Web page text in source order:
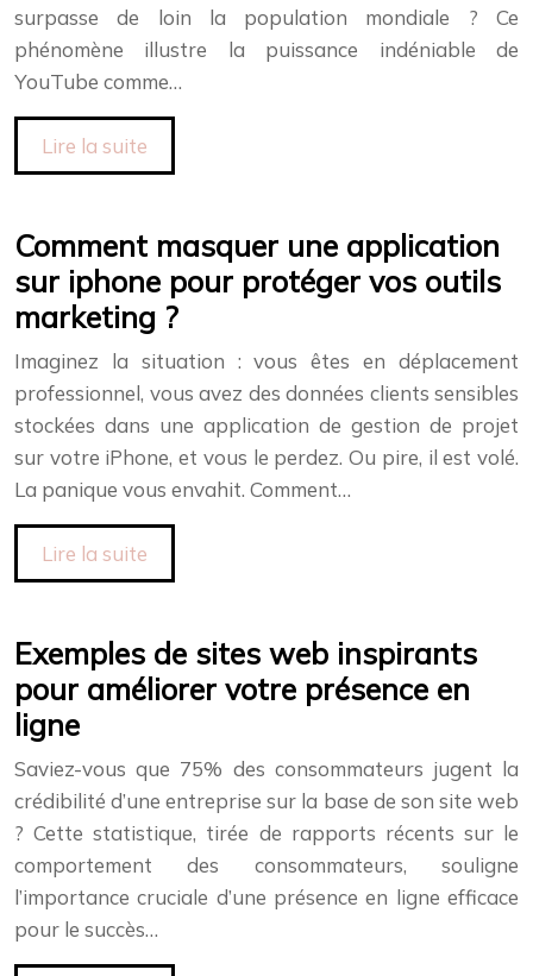
surpasse de loin la population mondiale ? Ce
phénomène illustre la puissance indéniable de
YouTube comme…
Lire la suite
Comment masquer une application
sur iphone pour protéger vos outils
marketing ?
Imaginez la situation : vous êtes en déplacement
professionnel, vous avez des données clients sensibles
stockées dans une application de gestion de projet
sur votre iPhone, et vous le perdez. Ou pire, il est volé.
La panique vous envahit. Comment…
Lire la suite
Exemples de sites web inspirants
pour améliorer votre présence en
ligne
Saviez-vous que 75% des consommateurs jugent la
crédibilité d’une entreprise sur la base de son site web
? Cette statistique, tirée de rapports récents sur le
comportement des consommateurs, souligne
l’importance cruciale d’une présence en ligne efficace
pour le succès…